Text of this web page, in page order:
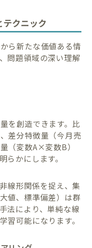
クニック
ら新たな価値ある情
問題領域の深い理解
を創造できます。比
差分特徴量（今月売
（変数A×変数B）
らかにします。
線形関係を捉え、集
値、標準偏差）は群
法により、単純な線
習可能になります。